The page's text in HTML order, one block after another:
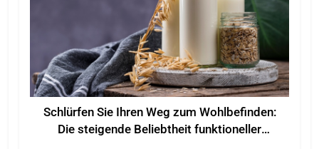
Schlürfen Sie Ihren Weg zum Wohlbefinden:
Die steigende Beliebtheit funktioneller